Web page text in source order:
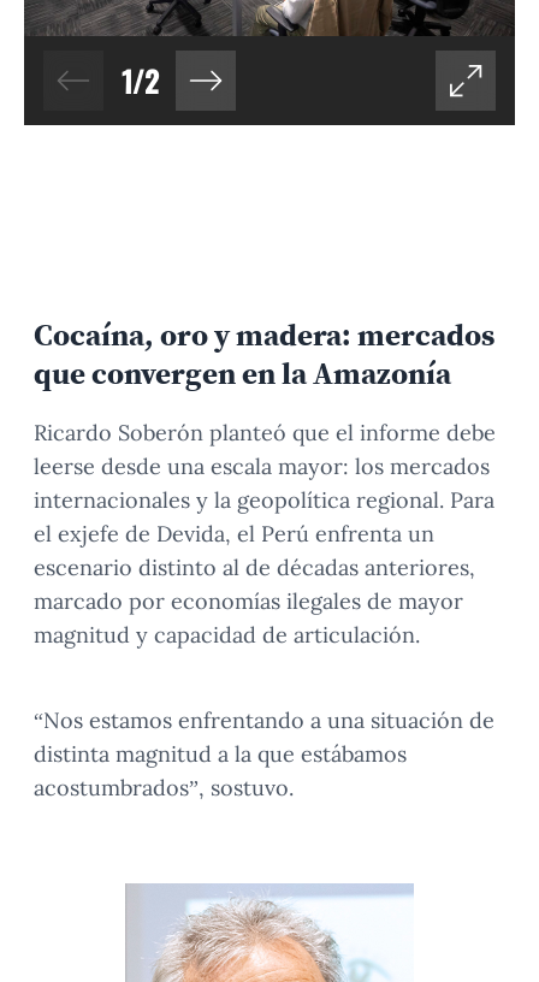
1/2
Cocaína, oro y madera: mercados
que convergenen la Amazonía
Ricardo Soberón planteó que el informe debe
leerse desde una escala mayor: los mercados
internacionales y la geopolítica regional. Para
el exjefe de Devida, el Perú enfrenta un
escenario distinto al de décadas anteriores,
marcado por economías ilegales de mayor
magnitud y capacidad de articulación.
“Nos estamos enfrentando a una situación de
distinta magnitud a la que estábamos
acostumbrados”, sostuvo.